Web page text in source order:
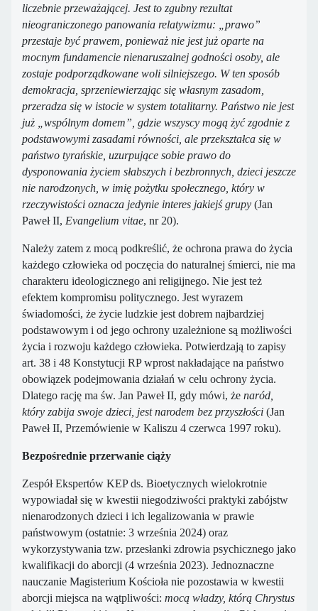
liczebnie przeważającej. Jest to zgubny rezultat
nieograniczonego panowania relatywizmu: „prawo”
przestaje być prawem, ponieważ nie jest już oparte na
mocnym fundamencie nienaruszalnej godności osoby, ale
zostaje podporządkowane woli silniejszego. W ten sposób
demokracja, sprzeniewierzając się własnym zasadom,
przeradza się w istocie w system totalitarny. Państwo nie jest
już „wspólnym domem”, gdzie wszyscy mogą żyć zgodnie z
podstawowymi zasadami równości, ale przekształca się w
państwo tyrańskie, uzurpujące sobie prawo do
dysponowania życiem słabszych i bezbronnych, dzieci jeszcze
nie narodzonych, w imię pożytku społecznego, który w
rzeczywistości oznacza jedynie interes jakiejś grupy (Jan
Paweł II, Evangelium vitae, nr 20).
Należy zatem z mocą podkreślić, że ochrona prawa do życia
każdego człowieka od poczęcia do naturalnej śmierci, nie ma
charakteru ideologicznego ani religijnego. Nie jest też
efektem kompromisu politycznego. Jest wyrazem
świadomości, że życie ludzkie jest dobrem najbardziej
podstawowym i od jego ochrony uzależnione są możliwości
życia i rozwoju każdego człowieka. Potwierdzają to zapisy
art. 38 i 48 Konstytucji RP wprost nakładające na państwo
obowiązek podejmowania działań w celu ochrony życia.
Dlatego rację ma św. Jan Paweł II, gdy mówi, że naród,
który zabija swoje dzieci, jest narodem bez przyszłości (Jan
Paweł II, Przemówienie w Kaliszu 4 czerwca 1997 roku).
Bezpośrednie przerwanie ciąży
Zespół Ekspertów KEP ds. Bioetycznych wielokrotnie
wypowiadał się w kwestii niegodziwości praktyki zabójstw
nienarodzonych dzieci i ich legalizowania w prawie
państwowym (ostatnie: 3 września 2024) oraz
wykorzystywania tzw. przesłanki zdrowia psychicznego jako
kwalifikacji do aborcji (4 września 2023). Jednoznaczne
nauczanie Magisterium Kościoła nie pozostawia w kwestii
aborcji miejsca na wątpliwości: mocą władzy, którą Chrystus